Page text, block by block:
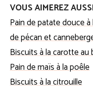
VOUS AIMEREZ
Pain de patate douce
de pécan et
Biscuits à la carotte
Pain de maïs à la poêle
Biscuits à la citrouille